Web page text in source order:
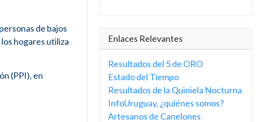
de bajos
hogares utiliza
(PPI), en
Enlaces Relevantes
Resultados del 5 de ORO
Estado del Tiempo
Resultados de la Quiniela Nocturna
InfoUruguay, ¿quiénes somos?
Artesanos de Canelones